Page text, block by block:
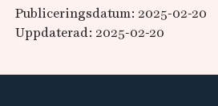
Publiceringsdatum: 2025-02-20
Uppdaterad: 2025-02-20